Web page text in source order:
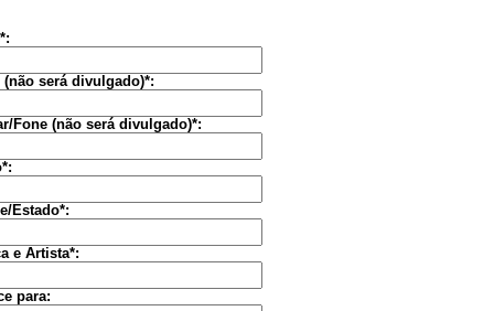
(não será divulgado)*:
Fone (não será divulgado)*:
Estado*:
e Artista*:
para: